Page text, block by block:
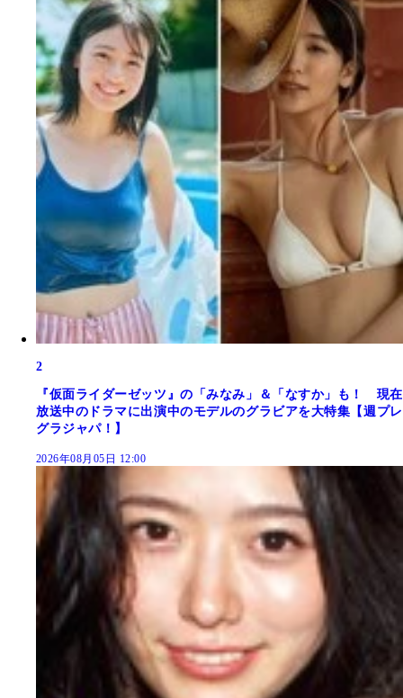
2
『仮面ライダーゼッツ』の「みなみ」＆「なすか」も！ 現在
放送中のドラマに出演中のモデルのグラビアを大特集【週プレ
グラジャパ！】
2026年08月05日 12:00